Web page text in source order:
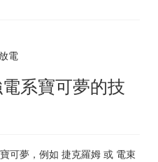
電
系寶可夢的技
可夢，例如 捷克羅姆 或 電束